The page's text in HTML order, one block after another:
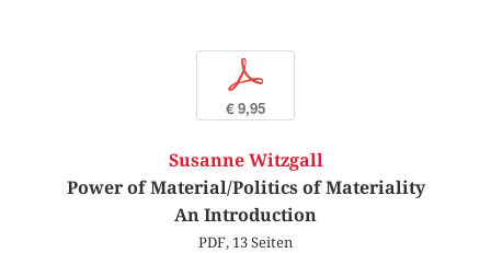
p
€ 9,95
Susanne Witzgall
Power of Material/Politics of Materiality
An Introduction
PDF, 13 Seiten